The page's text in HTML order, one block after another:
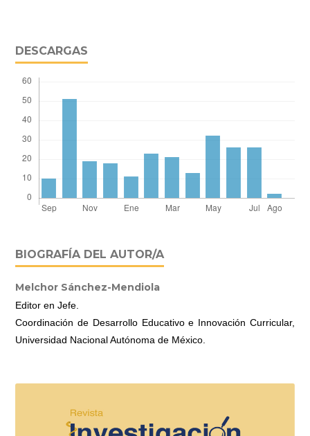
DESCARGAS
BIOGRAFÍA DEL AUTOR/A
Melchor Sánchez-Mendiola
Editor en Jefe.
Coordinación de Desarrollo Educativo e Innovación Curricular,
Universidad Nacional Autónoma de México.